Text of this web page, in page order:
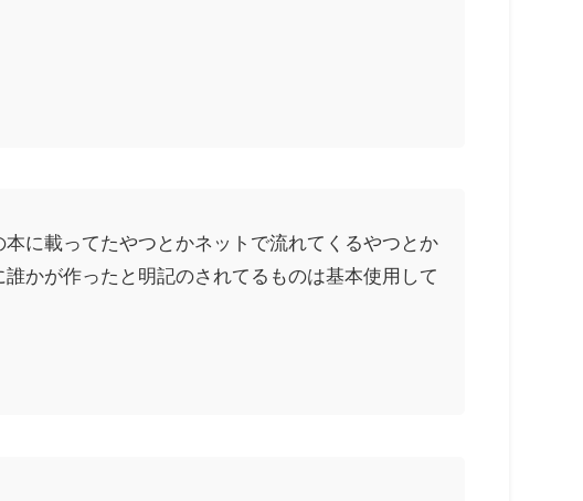
に載ってたやつとかネットで流れてくるやつとか
かが作ったと明記のされてるものは基本使用して